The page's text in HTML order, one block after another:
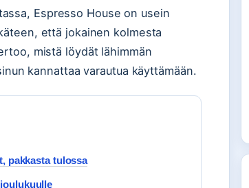
Espresso House on usein
että jokainen kolmesta
mistä löydät lähimmän
kannattaa varautua käyttämään.
pakkasta tulossa